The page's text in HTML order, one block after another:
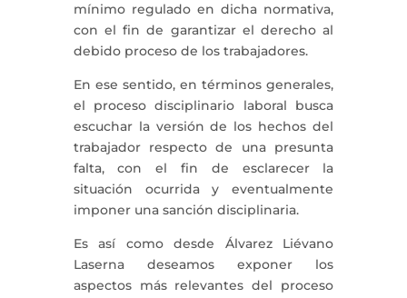
mínimo regulado en dicha normativa,
con el fin de garantizar el derecho al
debido proceso de los trabajadores.
En ese sentido, en términos generales,
el proceso disciplinario laboral busca
escuchar la versión de los hechos del
trabajador respecto de una presunta
falta, con el fin de esclarecer la
situación ocurrida y eventualmente
imponer una sanción disciplinaria.
Es así como desde Álvarez Liévano
Laserna deseamos exponer los
aspectos más relevantes del proceso